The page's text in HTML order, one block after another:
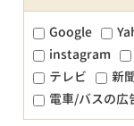
Google
instagram
テレビ
新
電車/バスの広